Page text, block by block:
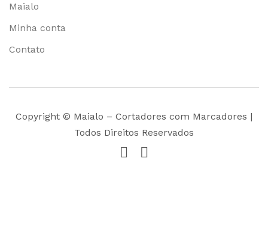
Maialo
Minha conta
Contato
Copyright © Maialo – Cortadores com Marcadores |
Todos Direitos Reservados